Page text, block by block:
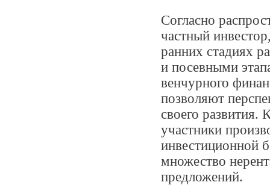
Согласно
частный
ранних стадиях
и посевными
венчурного
позволяют
своего развития.
участники
инвестиционной
множество
предложений.